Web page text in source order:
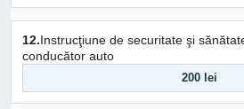
12.Instrucţiune de securitate şi
conducător auto
200 lei